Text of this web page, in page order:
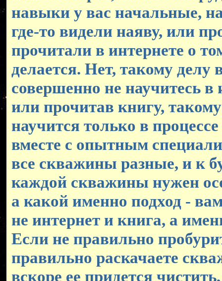
навыки у вас начальные,
где-то видели наяву, или
прочитали в интернете о
делается. Нет, такому делу
совершенно не научитесь в
или прочитав книгу,
научится только в
вместе с опытным
все скважины разные, и к
каждой скважины нужен
а какой именно подход -
не интернет и книга, а
Если не правильно
правильно раскачаете
вскоре ее придется